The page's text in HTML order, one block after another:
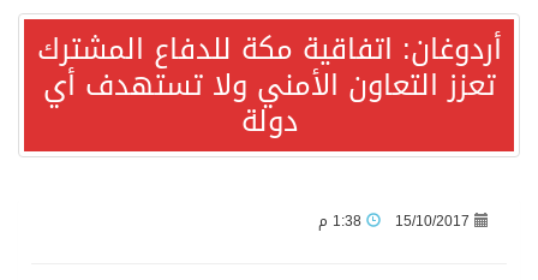
قفزة عالمية جديدة لتخصصات «الإعلام» بالأكاديمية العربية هيئة AQAS الألمانية تمنح برامج الإعلام بالأكاديمية العربية الاعتماد غير المشروط وفق المعايير الأوروبية..
وزير الخارجية السعودي: جميع إجراءات إسرائيل الأحادية في أراضي فلسطين باطلة
أردوغان: اتفاقية مكة للدفاع المشترك
تعزز التعاون الأمني ولا تستهدف أي
دولة
15/10/2017